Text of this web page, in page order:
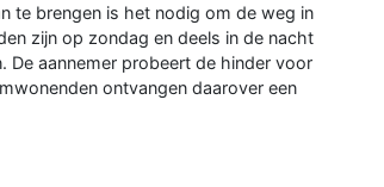
te brengen is het nodig om de weg in
zijn op zondag en deels in de nacht
aannemer probeert de hinder voor
ontvangen daarover een